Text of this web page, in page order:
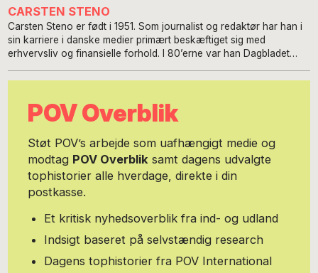
CARSTEN STENO
Carsten Steno er født i 1951. Som journalist og redaktør har han i
sin karriere i danske medier primært beskæftiget sig med
erhvervsliv og finansielle forhold. I 80’erne var han Dagbladet
samme sted. I 90’erne var han erhvervsredaktør på Berlingske. I
mellemstore virksomheder med et oplag på over 100.000. Siden
blev han seniorskribent for Berlingskes Nyhedsmagasin. I de
Ugebrev og Kapitalwatch. Det er også blevet til fem bøger om
erhvervsforhold. Carsten Steno bor sammen med sin kone på
Christianshavn. Find Carsten Steno på LinkedIn:
https://dk.linkedin.com/in/carstensteno - og på Facebook:
https://www.facebook.com/carsten.steno
POV Overblik
Støt POV’s arbejde som uafhængigt medie og
modtag POV Overbliksamt dagens udvalgte
tophistorier alle hverdage, direkte i din
postkasse.
Et kritisk nyhedsoverblik fra ind- og udland
Indsigt baseret på selvstændig research
Dagens tophistorier fra POV International